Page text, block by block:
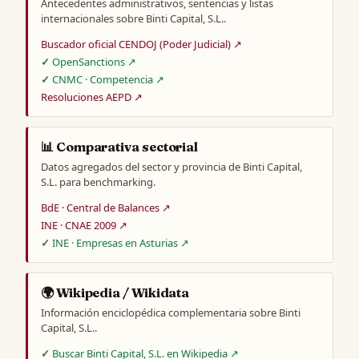
Antecedentes administrativos, sentencias y listas
internacionales sobre Binti Capital, S.L..
Buscador oficial CENDOJ (Poder Judicial) ↗
OpenSanctions ↗
CNMC · Competencia ↗
Resoluciones AEPD ↗
📊 Comparativa sectorial
Datos agregados del sector y provincia de Binti Capital,
S.L. para benchmarking.
BdE · Central de Balances ↗
INE · CNAE 2009 ↗
INE · Empresas en Asturias ↗
🌍 Wikipedia / Wikidata
Información enciclopédica complementaria sobre Binti
Capital, S.L..
Buscar Binti Capital, S.L. en Wikipedia ↗